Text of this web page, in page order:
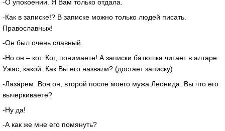
-О упокоении. Я Вам только отдала.
-Как в записке!? В записке можно только людей писать.
Православных!
-Он был очень славный.
-Но он – кот. Кот, понимаете! А записки батюшка читает в алтаре.
Ужас, какой. Как Вы его назвали? (достает записку)
-Лазарем. Вон он, второй после моего мужа Леонида. Вы что его
вычеркиваете?
-Ну да!
-А как же мне его помянуть?